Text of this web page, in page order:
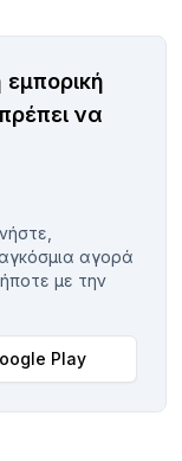
εμπορική
να
αγορά
με την
Play